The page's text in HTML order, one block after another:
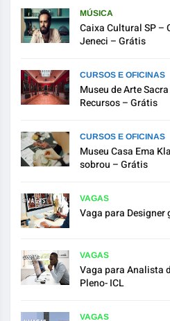
MÚSICA
Caixa Cultural SP –
Jeneci – Grátis
CURSOS E OFICINAS
Museu de Arte
Recursos – Grátis
CURSOS E OFICINAS
Museu Casa Ema
sobrou – Grátis
VAGAS
Vaga para
VAGAS
Vaga para Analista
Pleno- ICL
VAGAS